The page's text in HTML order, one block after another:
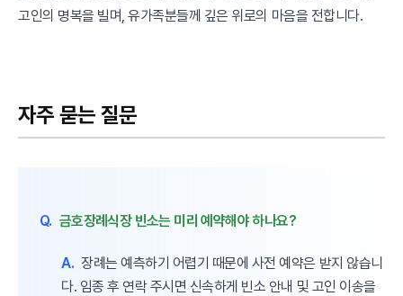
고인의 명복을 빌며, 유가족분들께 깊은 위로의 마음을 전합니다.
자주 묻는 질문
Q. 금호장례식장 빈소는 미리 예약해야 하나요?
A. 장례는 예측하기 어렵기 때문에 사전 예약은 받지 않습니
다. 임종 후 연락 주시면 신속하게 빈소 안내 및 고인 이송을